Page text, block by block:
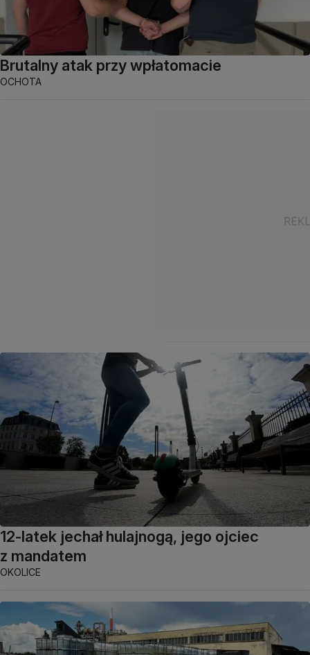
Brutalny atak przy wpłatomacie
OCHOTA
12-latek jechał hulajnogą, jego ojciec
z mandatem
OKOLICE